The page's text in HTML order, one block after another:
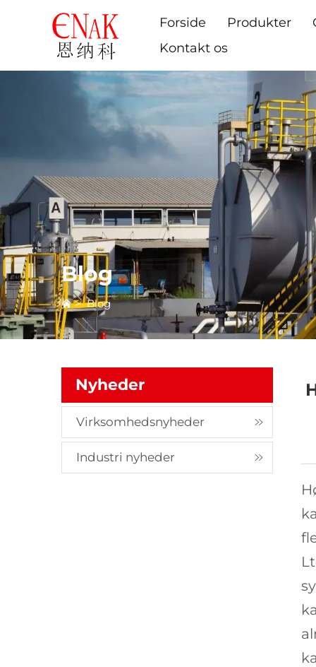
Forside Produkter
Kontakt os
Blog
>Blog
Nyheder
Virksomhedsnyheder
Industri nyheder